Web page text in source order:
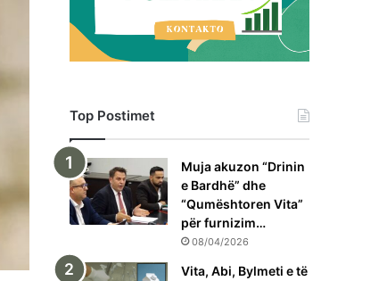
Top Postimet
Muja akuzon “Drinin
e Bardhë” dhe
“Qumështoren Vita”
për furnizim…
08/04/2026
Vita, Abi, Bylmeti e të